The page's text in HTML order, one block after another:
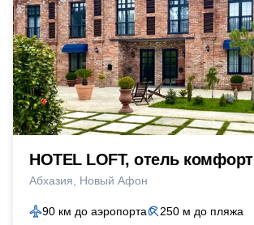
HOTEL LOFT, отель комфорт
Абхазия Новый Афон
90 км до аэропорта 250 м до пляжа